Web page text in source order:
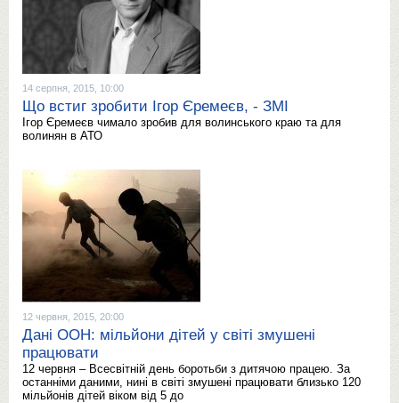
14 серпня, 2015, 10:00
Що встиг зробити Ігор Єремеєв, - ЗМІ
Ігор Єремеєв чимало зробив для волинського краю та для
волинян в АТО
12 червня, 2015, 20:00
Дані ООН: мільйони дітей у світі змушені
працювати
12 червня – Всесвітній день боротьби з дитячою працею. За
останніми даними, нині в світі змушені працювати близько 120
мільйонів дітей віком від 5 до